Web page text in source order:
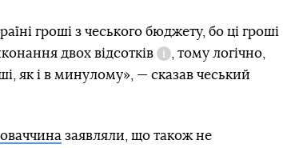
гроші з чеського бюджету, бо ці гроші
двох відсотків
Довідка
, тому логічно,
як і в минулому», — сказав чеський
заявляли, що також не